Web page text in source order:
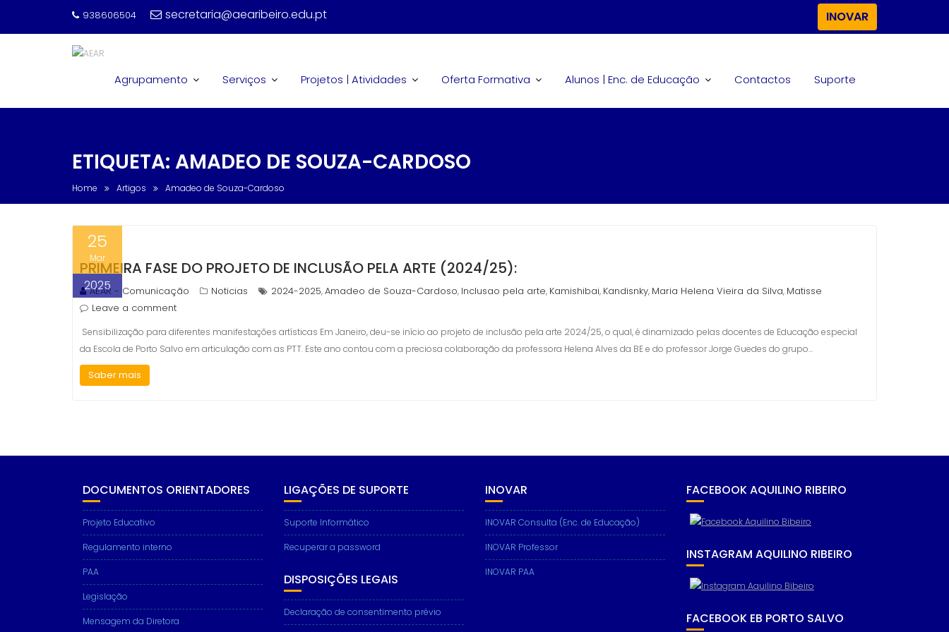
938606504 secretaria@aearibeiro.edu.pt INOVAR
Agrupamento Serviços Projetos | Atividades Oferta Formativa Alunos | Enc. de Educação Contactos Suporte
ETIQUETA: AMADEO DE SOUZA-CARDOSO
Home Artigos Amadeo de Souza-Cardoso
25
Mar
2025
PRIMEIRA FASE DO PROJETO DE INCLUSÃO PELA ARTE (2024/25):
AEAR - Comunicação Noticias 2024-2025,Amadeo de Souza-Cardoso, Inclusao pela arte, Kamishibai, Kandisnky, Maria Helena Vieira da Silva, Matisse
Leave a comment
Sensibilização para diferentes manifestações artísticas Em Janeiro, deu-se início ao projeto de inclusão pela arte 2024/25, o qual, é dinamizado pelas docentes de Educação especial
da Escola de Porto Salvo em articulação com as PTT. Este ano contou com a preciosa colaboração da professora Helena Alves da BE e do professor Jorge Guedes do grupo…
Saber mais
DOCUMENTOS ORIENTADORES
Projeto Educativo
Regulamento interno
PAA
Legislação
Mensagem da Diretora
LIGAÇÕES DE SUPORTE
Suporte Informático
Recuperar a password
DISPOSIÇÕES LEGAIS
Declaração de consentimento prévio
INOVAR
INOVAR Consulta (Enc. de Educação)
INOVAR Professor
INOVAR PAA
FACEBOOK AQUILINO RIBEIRO
INSTAGRAM AQUILINO RIBEIRO
FACEBOOK EB PORTO SALVO